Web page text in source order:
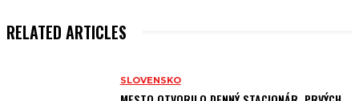
RELATED ARTICLES
SLOVENSKO